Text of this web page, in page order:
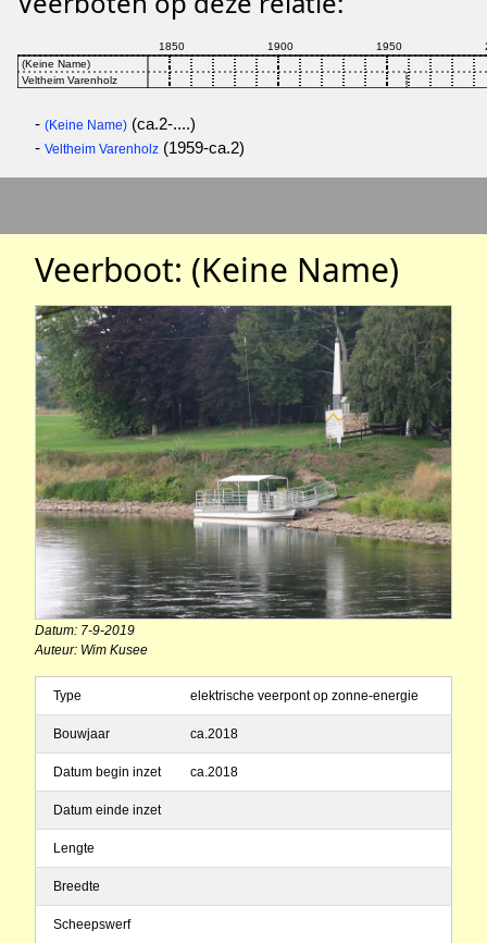
- (Keine Name) (ca.2-....)
- Veltheim Varenholz (1959-ca.2)
Veerboot: (Keine Name)
Datum: 7-9-2019
Auteur: Wim Kusee
Type elektrische veerpont op zonne-energie
Bouwjaar ca.2018
Datum begin inzet ca.2018
Datum einde inzet
Lengte
Breedte
Scheepswerf